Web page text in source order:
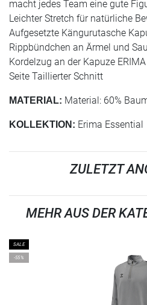
macht jedes Team eine gute
Leichter Stretch für natürliche
Aufgesetzte Kängurutasche
Rippbündchen an Ärmel und
Kordelzug an der Kapuze
Seite Taillierter Schnitt
MATERIAL: Material: 60%
KOLLEKTION: Erima Essential
ZULETZT
MEHR AUS DER
SALE
-55%